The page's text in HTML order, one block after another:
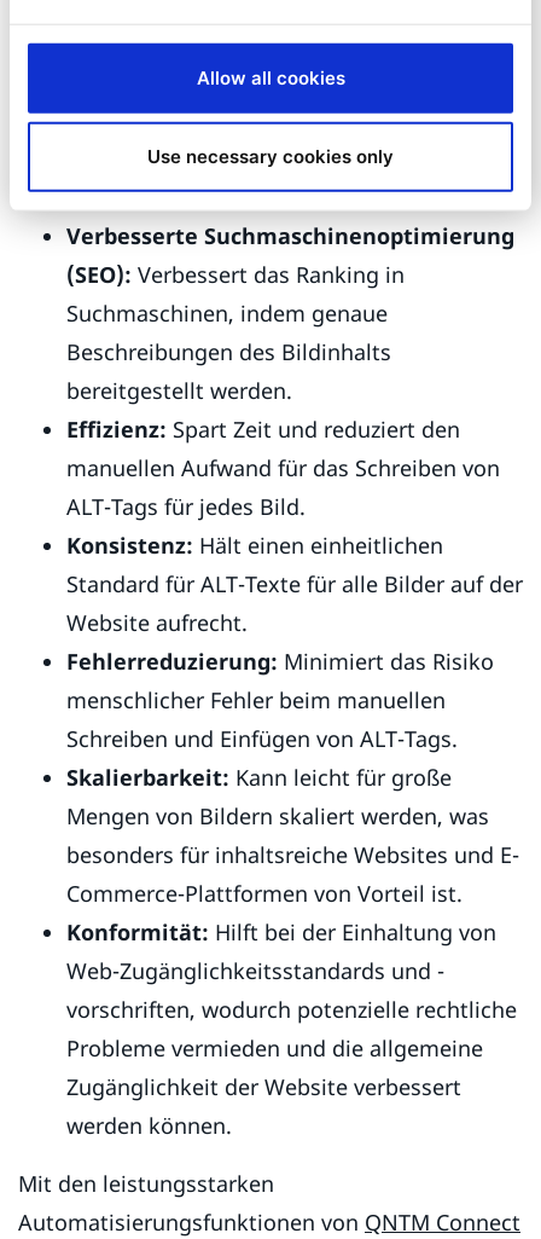
Allow all cookies
Use necessary cookies only
Verbesserte Barrierefreiheit:
dass alle Bilder für sehbehinderte Nutzer
zugänglich sind und verbessert das
Nutzererlebnis.
Verbesserte Suchmaschinenoptimierung
(SEO): Verbessert das Ranking in
Suchmaschinen, indem genaue
Beschreibungen des Bildinhalts
bereitgestellt werden.
Effizienz: Spart Zeit und reduziert den
manuellen Aufwand für das Schreiben von
ALT-Tags für jedes Bild.
Konsistenz: Hält einen einheitlichen
Standard für ALT-Texte für alle Bilder auf der
Website aufrecht.
Fehlerreduzierung: Minimiert das Risiko
menschlicher Fehler beim manuellen
Schreiben und Einfügen von ALT-Tags.
Skalierbarkeit: Kann leicht für große
Mengen von Bildern skaliert werden, was
besonders für inhaltsreiche Websites und E-
Commerce-Plattformen von Vorteil ist.
Konformität: Hilft bei der Einhaltung von
Web-Zugänglichkeitsstandards und -
vorschriften, wodurch potenzielle rechtliche
Probleme vermieden und die allgemeine
Zugänglichkeit der Website verbessert
werden können.
Mit den leistungsstarken
Automatisierungsfunktionen von QNTM Connect